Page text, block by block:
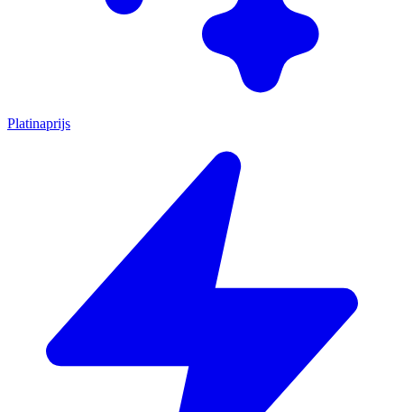
Platinaprijs